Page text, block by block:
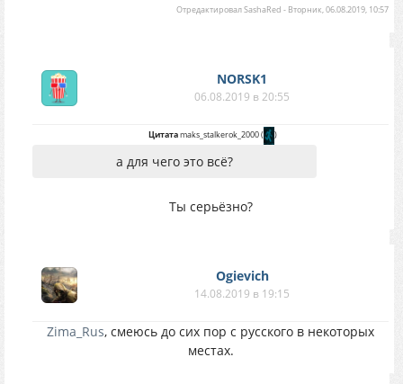
ОтредактировалSashaRed - Вторник, 06.08.2019, 10:57
NORSK1
06.08.2019 в 20:55
Цитатаmaks_stalkerok_2000( )
а для чего это всё?
Ты серьёзно?
Ogievich
14.08.2019 в 19:15
Zima_Rus, смеюсь до сих пор с русского в некоторых
местах.